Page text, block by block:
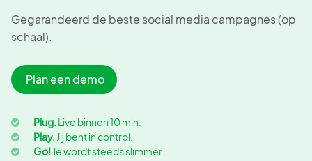
Gegarandeerd de beste social media campagnes (op
schaal).
Plan een demo
Plug.Live binnen 10 min.
Play.Jij bent in control.
Go!Je wordt steeds slimmer.